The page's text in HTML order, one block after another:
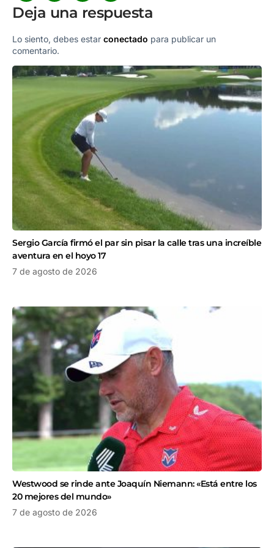
Deja una respuesta
Lo siento, debes estar conectado para publicar un
comentario.
Sergio García firmó el par sin pisar la calle tras una increíble
aventura en el hoyo 17
7 de agosto de 2026
Westwood se rinde ante Joaquín Niemann: «Está entre los
20 mejores del mundo»
7 de agosto de 2026